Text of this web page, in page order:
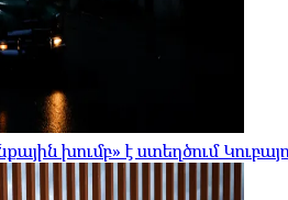
խումբ» է ստեղծում